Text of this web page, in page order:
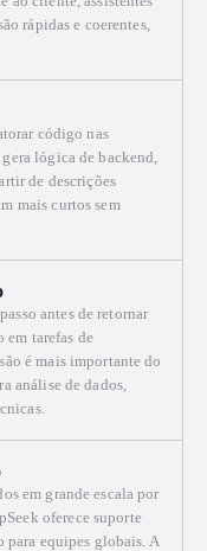
rápidas e coerentes,
código nas
lógica de backend,
de descrições
mais curtos sem
antes de retornar
em tarefas de
é mais importante do
análise de dados,
em grande escala por
oferece suporte
equipes globais. A